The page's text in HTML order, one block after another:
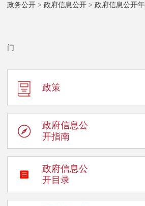
政务公开 > 政府信息公开 > 政府信息公开
门
政策
政府信息公
开指南
政府信息公
开目录